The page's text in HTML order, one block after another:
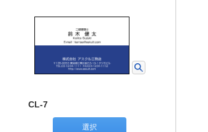
CL-7
選択